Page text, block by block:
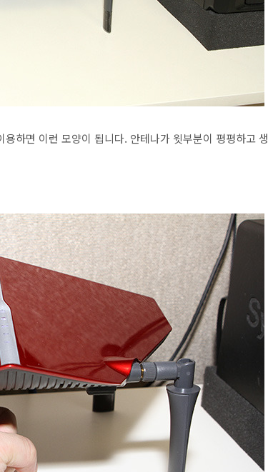
하면 이런 모양이 됩니다. 안테나가 윗부분이 평평하고 생